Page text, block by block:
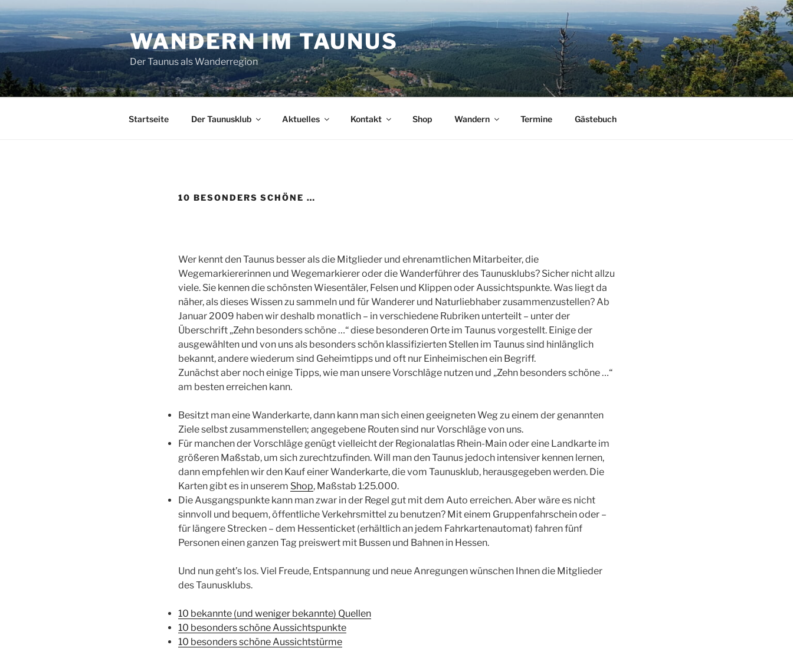
Zum
Inhalt
springen
WANDERN IM TAUNUS
Der Taunus als Wanderregion
Startseite Der Taunusklub Aktuelles Kontakt Shop Wandern Termine Gästebuch
10 BESONDERS SCHÖNE …
Wer kennt den Taunus besser als die Mitglieder und ehrenamtlichen Mitarbeiter, die
Wegemarkiererinnen und Wegemarkierer oder die Wanderführer des Taunusklubs? Sicher nicht allzu
viele. Sie kennen die schönsten Wiesentäler, Felsen und Klippen oder Aussichtspunkte. Was liegt da
näher, als dieses Wissen zu sammeln und für Wanderer und Naturliebhaber zusammenzustellen? Ab
Januar 2009 haben wir deshalb monatlich – in verschiedene Rubriken unterteilt – unter der
Überschrift „Zehn besonders schöne …“ diese besonderen Orte im Taunus vorgestellt. Einige der
ausgewählten und von uns als besonders schön klassifizierten Stellen im Taunus sind hinlänglich
bekannt, andere wiederum sind Geheimtipps und oft nur Einheimischen ein Begriff.
Zunächst aber noch einige Tipps, wie man unsere Vorschläge nutzen und „Zehn besonders schöne …“
am besten erreichen kann.
Besitzt man eine Wanderkarte, dann kann man sich einen geeigneten Weg zu einem der genannten
Ziele selbst zusammenstellen; angegebene Routen sind nur Vorschläge von uns.
Für manchen der Vorschläge genügt vielleicht der Regionalatlas Rhein-Main oder eine Landkarte im
größeren Maßstab, um sich zurechtzufinden. Will man den Taunus jedoch intensiver kennen lernen,
dann empfehlen wir den Kauf einer Wanderkarte, die vom Taunusklub, herausgegeben werden. Die
Karten gibt es in unserem Shop, Maßstab 1:25.000.
Die Ausgangspunkte kann man zwar in der Regel gut mit dem Auto erreichen. Aber wäre es nicht
sinnvoll und bequem, öffentliche Verkehrsmittel zu benutzen? Mit einem Gruppenfahrschein oder –
für längere Strecken – dem Hessenticket (erhältlich an jedem Fahrkartenautomat) fahren fünf
Personen einen ganzen Tag preiswert mit Bussen und Bahnen in Hessen.
Und nun geht’s los. Viel Freude, Entspannung und neue Anregungen wünschen Ihnen die Mitglieder
des Taunusklubs.
10 bekannte (und weniger bekannte) Quellen
10 besonders schöne Aussichtspunkte
10 besonders schöne Aussichtstürme